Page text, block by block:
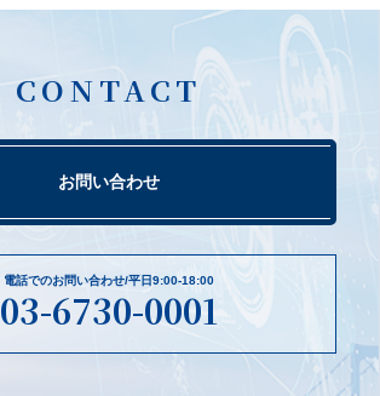
CONTACT
お問い合わせ
電話でのお問い合わせ/平日9:00-18:00
03-6730-0001